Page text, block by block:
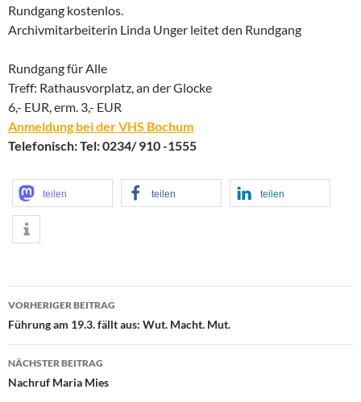
Rundgang kostenlos.
Archivmitarbeiterin Linda Unger leitet den Rundgang
Rundgang für Alle
Treff: Rathausvorplatz, an der Glocke
6,- EUR, erm. 3,- EUR
Anmeldung bei der VHS Bochum
Telefonisch: Tel: 0234/ 910 -1555
teilen teilen teilen
Beitragsnavigation
VORHERIGER BEITRAG
Führung am 19.3. fällt aus: Wut. Macht. Mut.
NÄCHSTER BEITRAG
Nachruf Maria Mies